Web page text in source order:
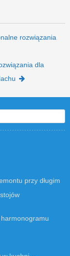
rozwiązania
dla
przy długim